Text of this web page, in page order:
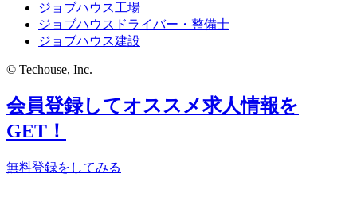
ジョブハウス工場
ジョブハウスドライバー・整備士
ジョブハウス建設
© Techouse, Inc.
会員登録してオススメ求人情報を
GET！
無料登録をしてみる